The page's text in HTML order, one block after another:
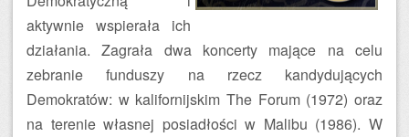
aktywnie wspierała ich
działania. Zagrała dwa koncerty mające na celu
zebranie funduszy na rzecz kandydujących
Demokratów: w kalifornijskim The Forum (1972) oraz
na terenie własnej posiadłości w Malibu (1986). W